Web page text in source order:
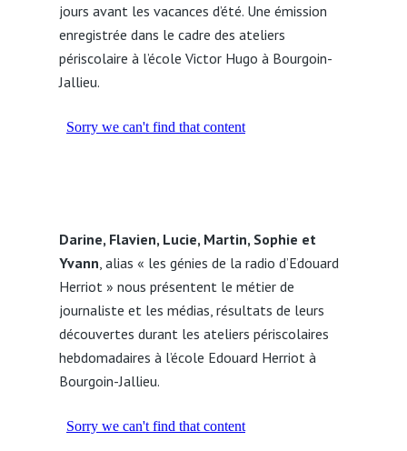
jours avant les vacances d’été. Une émission
enregistrée dans le cadre des ateliers
périscolaire à l’école Victor Hugo à Bourgoin-
Jallieu.
Darine, Flavien, Lucie, Martin, Sophie et
Yvann , alias « les génies de la radio d’Edouard
Herriot » nous présentent le métier de
journaliste et les médias, résultats de leurs
découvertes durant les ateliers périscolaires
hebdomadaires à l’école Edouard Herriot à
Bourgoin-Jallieu.